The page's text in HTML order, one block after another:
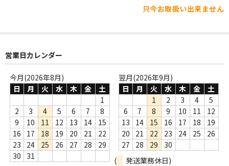
Webのみ no.4
売り切れ
Help
送料
只今お取扱い出来ません
営業日カレンダー
今月(2026年8月)
日
月 火 水 木 金
土
1
2
3 4 5 6 7
8
9
10 11 12 13 14
15
16
17 18 19 20 21
22
23
24 25 26 27 28
29
30
31
翌月(2026年9月)
日
月 火 水 木 金
土
1
2 3 4
5
6
7 8 9 10 11
12
13
14 15 16 17 18
19
20
21 22 23 24 25
26
27
28 29
30
(
発送業務休日)